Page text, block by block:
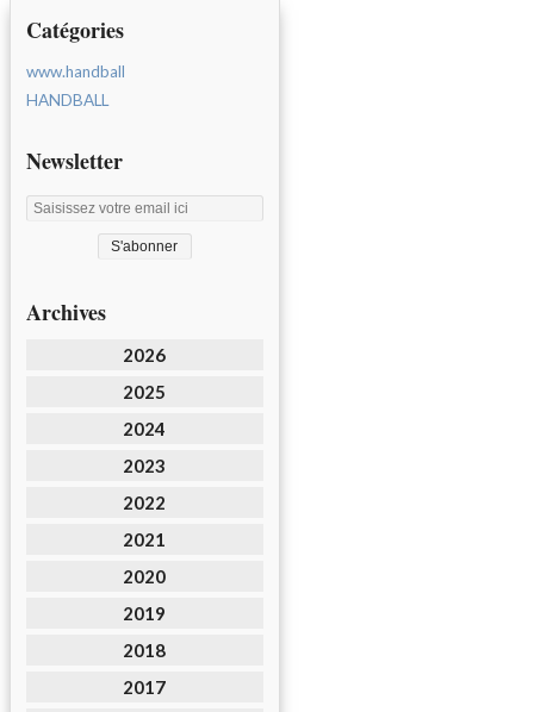
Catégories
www.handball
HANDBALL
Newsletter
Archives
2026
2025
2024
2023
2022
2021
2020
2019
2018
2017